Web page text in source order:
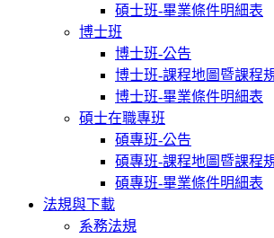
碩士班-畢業條件明細表
博士班
博士班-公告
博士班-課程地圖暨課程
博士班-畢業條件明細表
碩士在職專班
碩專班-公告
碩專班-課程地圖暨課程
碩專班-畢業條件明細表
法規與下載
系務法規